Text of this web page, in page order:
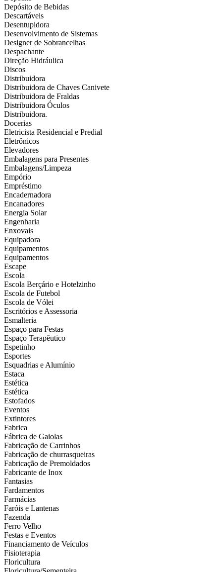
Depósito de Bebidas
Descartáveis
Desentupidora
Desenvolvimento de Sistemas
Designer de Sobrancelhas
Despachante
Direção Hidráulica
Discos
Distribuidora
Distribuidora de Chaves Canivete
Distribuidora de Fraldas
Distribuidora Óculos
Distribuidora.
Docerias
Eletricista Residencial e Predial
Eletrônicos
Elevadores
Embalagens para Presentes
Embalagens/Limpeza
Empório
Empréstimo
Encadernadora
Encanadores
Energia Solar
Engenharia
Enxovais
Equipadora
Equipamentos
Equipamentos
Escape
Escola
Escola Berçário e Hotelzinho
Escola de Futebol
Escola de Vólei
Escritórios e Assessoria
Esmalteria
Espaço para Festas
Espaço Terapêutico
Espetinho
Esportes
Esquadrias e Alumínio
Estaca
Estética
Estética
Estofados
Eventos
Extintores
Fabrica
Fábrica de Gaiolas
Fabricação de Carrinhos
Fabricação de churrasqueiras
Fabricação de Premoldados
Fabricante de Inox
Fantasias
Fardamentos
Farmácias
Faróis e Lantenas
Fazenda
Ferro Velho
Festas e Eventos
Financiamento de Veículos
Fisioterapia
Floricultura